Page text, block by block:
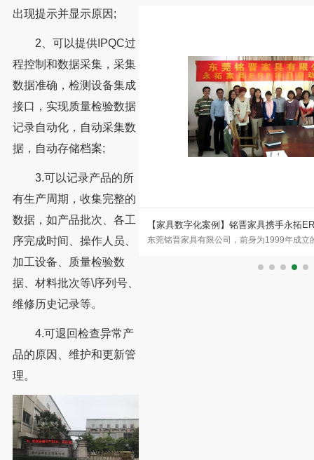
出现提示并显示原因;
2、可以提供IPQC过
程控制和数据采集，采集
数据准确，检测设备集成
接口，实现质量检验数据
记录自动化，自动采集数
据，自动存储档案;
3.可以记录产品的所
有生产周期，收集完整的
数据，如产品批次、各工
序完成时间、操作人员、
加工设备、质量检验数
据、材料批次等\序列号、
维修历史记录等。
4.可退回检查异常产
品的原因、维护和更新管
理。
永拓数字CRM+ERP系统
家具制造领域，现已发展成为一
方米现代化制造基地，拥有超
【家具数字化案例】铭晋家具携手永拓
化之路
东莞铭晋家具有限公司，前身为1999年成